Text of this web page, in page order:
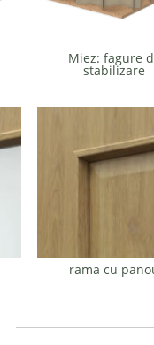
Miez: fagure
stabilizare
rama cu